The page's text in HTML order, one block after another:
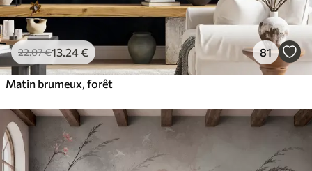
22.07€13.24€ 81
Matin brumeux, forêt